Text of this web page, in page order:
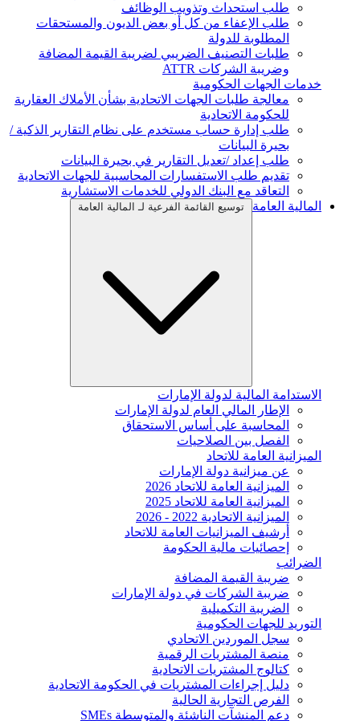
طلب استحداث وتذويب الوظائف
طلب الإعفاء من كل أو بعض الديون والمستحقات
المطلوبة للدولة
طلبات التصنيف الضريبي لضريبة القيمة المضافة
وضريبة الشركات ATTR
خدمات الجهات الحكومية
معالجة طلبات الجهات الاتحادية بشأن الأملاك العقارية
للحكومة الاتحادية
طلب إدارة حساب مستخدم على نظام التقارير الذكية /
بحيرة البيانات
طلب إعداد /تعديل التقارير في بحيرة البيانات
تقديم طلب الاستفسارات المحاسبية للجهات الاتحادية
التعاقد مع البنك الدولي للخدمات الاستشارية
المالية العامة
توسيع القائمة الفرعية لـ المالية العامة
الاستدامة المالية لدولة الإمارات
الإطار المالي العام لدولة الإمارات
المحاسبة على أساس الاستحقاق
الفصل بين الصلاحيات
الميزانية العامة للاتحاد
عن ميزانية دولة الإمارات
الميزانية العامة للاتحاد 2026
الميزانية العامة للاتحاد 2025
الميزانية الاتحادية 2022 - 2026
أرشيف الميزانيات العامة للاتحاد
إحصائيات مالية الحكومة
الضرائب
ضريبة القيمة المضافة
ضريبة الشركات في دولة الإمارات
الضريبة التكميلية
التوريد للجهات الحكومية
سجل الموردين الاتحادي
منصة المشتريات الرقمية
كتالوج المشتريات الاتحادية
دليل إجراءات المشتريات في الحكومة الاتحادية
الفرص التجارية الحالية
دعم المنشآت الناشئة والمتوسطة SMEs